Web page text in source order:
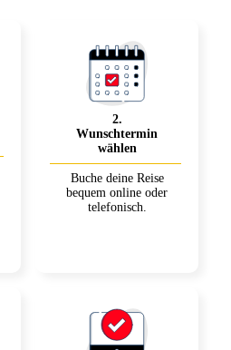
2.
Wunschtermin
wählen
Buche deine Reise
bequem online oder
telefonisch.